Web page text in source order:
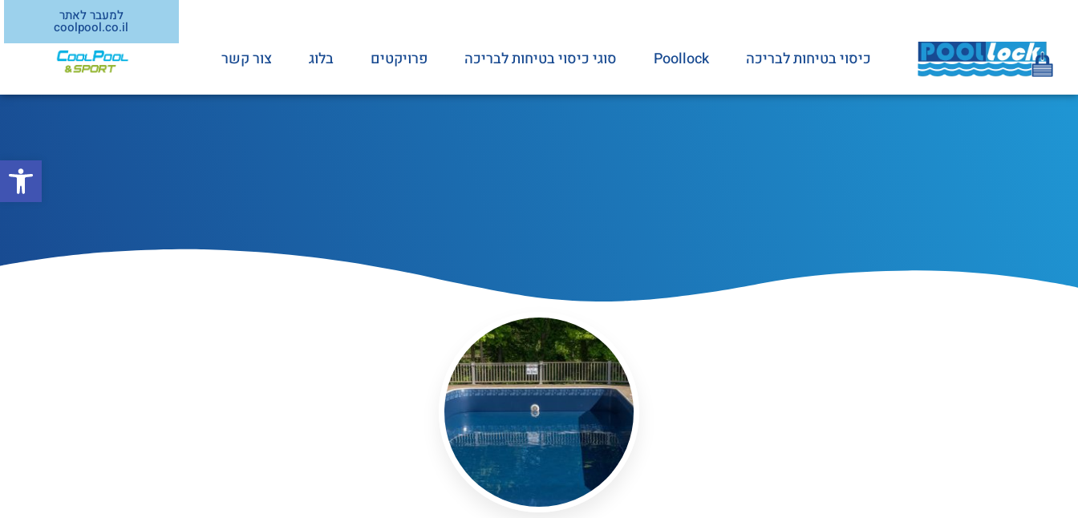
כיסוי בטיחות לבריכה Poollock סוגי כיסוי בטיחות לבריכה פרויקטים בלוג צור קשר
למעבר לאתר
coolpool.co.il
פתח